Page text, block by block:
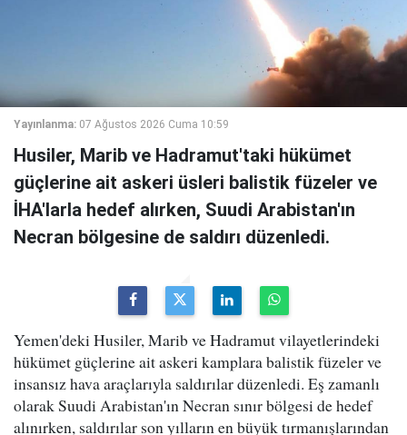
Yayınlanma: 07 Ağustos 2026 Cuma 10:59
Husiler, Marib ve Hadramut'taki hükümet
güçlerine ait askeri üsleri balistik füzeler ve
İHA'larla hedef alırken, Suudi Arabistan'ın
Necran bölgesine de saldırı düzenledi.
Yemen'deki Husiler, Marib ve Hadramut vilayetlerindeki
hükümet güçlerine ait askeri kamplara balistik füzeler ve
insansız hava araçlarıyla saldırılar düzenledi. Eş zamanlı
olarak Suudi Arabistan'ın Necran sınır bölgesi de hedef
alınırken, saldırılar son yılların en büyük tırmanışlarından